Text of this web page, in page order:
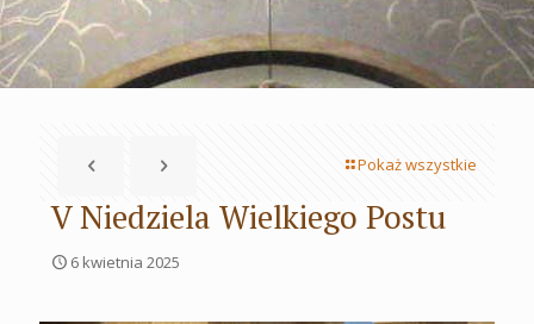
Pokaż wszystkie
V Niedziela Wielkiego Postu
6 kwietnia 2025